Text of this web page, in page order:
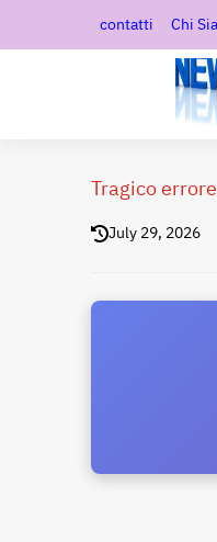
contatti Chi
Tragico
July 29, 2026